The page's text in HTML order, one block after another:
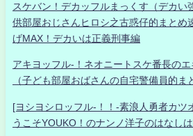
スケバン！デカッフルまっくす（デカい
供部屋おじさんヒロシ之古惑仔的まとめ
げMAX！デカいは正義刑事編
アキヨッフル-！ネオニートスケ番長のエ
（子ども部屋おばさんの自宅警備員的ま
[ヨシヨシロッフル-！！-素浪人勇者カツ
うこそYOUKO！のナンノ洋子のはなし